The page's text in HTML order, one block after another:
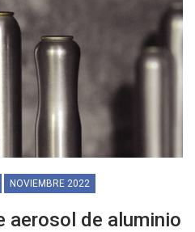
NOVIEMBRE 2022
aerosol de aluminio